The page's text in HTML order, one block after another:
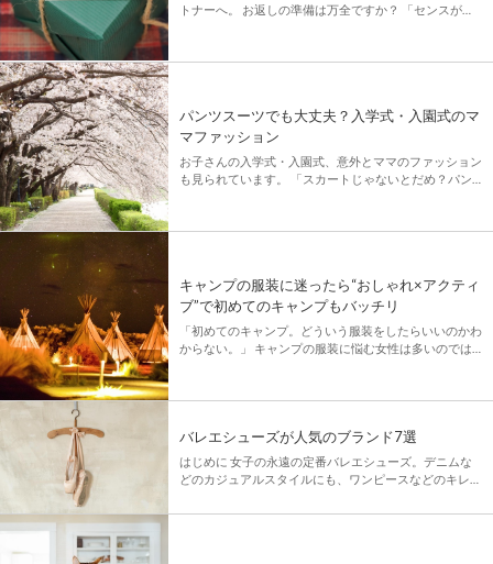
トナーへ。 お返しの準備は万全ですか？ 「センスがい
感謝を形にして伝える […]
パンツスーツでも大丈夫？入学式・入園式のマ
マファッション
お子さんの入学式・入園式、意外とママのファッション
も見られています。 「スカートじゃないとだめ？パン
ーは守りながらも、お […]
キャンプの服装に迷ったら“おしゃれ×アクティ
ブ”で初めてのキャンプもバッチリ
「初めてのキャンプ。どういう服装をしたらいいのかわ
からない。」 キャンプの服装に悩む女性は多いのでは
ールインワン ◆ワ […]
バレエシューズが人気のブランド7選
はじめに 女子の永遠の定番バレエシューズ。デニムな
どのカジュアルスタイルにも、ワンピースなどのキレイ
ンドがいいのか、たくさんあって迷いますよね。 今回